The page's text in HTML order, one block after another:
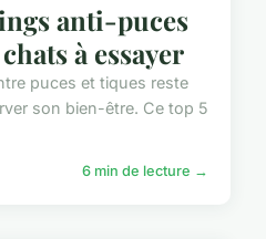
anti-puces
à essayer
puces et tiques reste
son bien-être. Ce top 5
6 min de lecture →